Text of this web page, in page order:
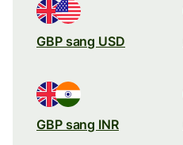
GBP sang USD
GBP sang INR